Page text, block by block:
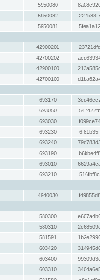
5950080
5950082
5950081
42900201
42700202
42900100
42700100
693170
693050
693030
693230
693240
693190
693010
693210
4940030
580300
580310
581591
603420
603400
603310